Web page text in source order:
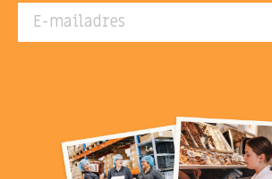
E-mailadres